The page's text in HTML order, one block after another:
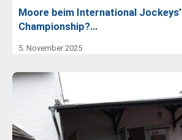
Moore beim International Jockeys’
Championship?…
5. November 2025